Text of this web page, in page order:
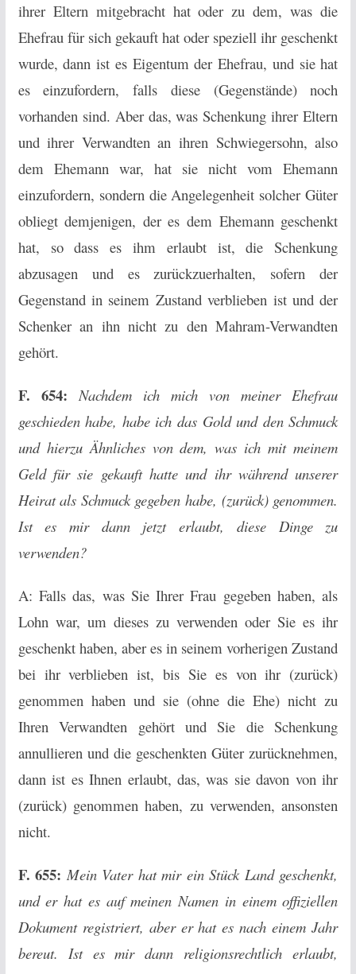
ihrer Eltern mitgebracht hat oder zu dem, was die
Ehefrau für sich gekauft hat oder speziell ihr geschenkt
wurde, dann ist es Eigentum der Ehefrau, und sie hat
es einzufordern, falls diese (Gegenstände) noch
vorhanden sind. Aber das, was Schenkung ihrer Eltern
und ihrer Verwandten an ihren Schwiegersohn, also
dem Ehemann war, hat sie nicht vom Ehemann
einzufordern, sondern die Angelegenheit solcher Güter
obliegt demjenigen, der es dem Ehemann geschenkt
hat, so dass es ihm erlaubt ist, die Schenkung
abzusagen und es zurückzuerhalten, sofern der
Gegenstand in seinem Zustand verblieben ist und der
Schenker an ihn nicht zu den Mahram-Verwandten
gehört.
F. 654: Nachdem ich mich von meiner Ehefrau
geschieden habe, habe ich das Gold und den Schmuck
und hierzu Ähnliches von dem, was ich mit meinem
Geld für sie gekauft hatte und ihr während unserer
Heirat als Schmuck gegeben habe, (zurück) genommen.
Ist es mir dann jetzt erlaubt, diese Dinge zu
verwenden?
A: Falls das, was Sie Ihrer Frau gegeben haben, als
Lohn war, um dieses zu verwenden oder Sie es ihr
geschenkt haben, aber es in seinem vorherigen Zustand
bei ihr verblieben ist, bis Sie es von ihr (zurück)
genommen haben und sie (ohne die Ehe) nicht zu
Ihren Verwandten gehört und Sie die Schenkung
annullieren und die geschenkten Güter zurücknehmen,
dann ist es Ihnen erlaubt, das, was sie davon von ihr
(zurück) genommen haben, zu verwenden, ansonsten
nicht.
F. 655: Mein Vater hat mir ein Stück Land geschenkt,
und er hat es auf meinen Namen in einem offiziellen
Dokument registriert, aber er hat es nach einem Jahr
bereut. Ist es mir dann religionsrechtlich erlaubt,